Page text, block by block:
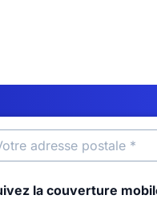
la couverture